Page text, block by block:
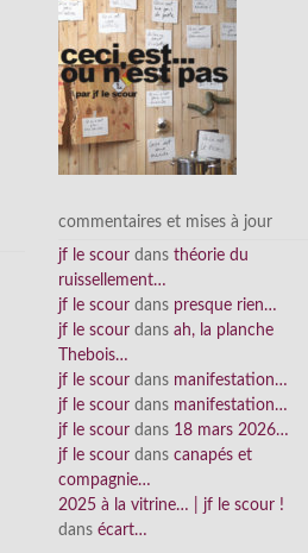
commentaires et mises à jour
jf le scour dans théorie du
ruissellement…
jf le scour dans presque rien…
jf le scour dans ah, la planche
Thebois…
jf le scour dans manifestation…
jf le scour dans manifestation…
jf le scour dans 18 mars 2026…
jf le scour dans canapés et
compagnie…
2025 à la vitrine… | jf le scour !
dans écart…